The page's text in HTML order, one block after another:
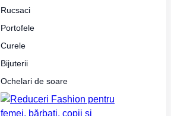
Rucsaci
Portofele
Curele
Bijuterii
Ochelari de soare